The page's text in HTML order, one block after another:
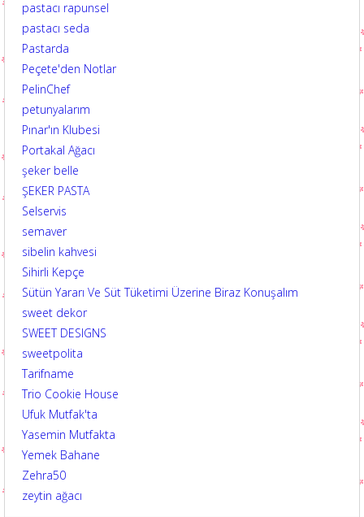
pastacı rapunsel
pastacı seda
Pastarda
Peçete'den Notlar
PelinChef
petunyalarım
Pınar'ın Klubesi
Portakal Ağacı
şeker belle
ŞEKER PASTA
Selservis
semaver
sibelin kahvesi
Sihirli Kepçe
Sütün Yararı Ve Süt Tüketimi Üzerine Biraz Konuşalım
sweet dekor
SWEET DESIGNS
sweetpolita
Tarifname
Trio Cookie House
Ufuk Mutfak'ta
Yasemin Mutfakta
Yemek Bahane
Zehra50
zeytin ağacı